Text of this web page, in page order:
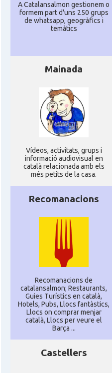
A Catalansalmon gestionem o
formem part d'uns 250 grups
de whatsapp, geogràfics i
temàtics
Mainada
Ví­deos, activitats, grups i
informació audiovisual en
català relacionada amb els
més petits de la casa.
Recomanacions
Recomanacions de
catalansalmon; Restaurants,
Guies Turístics en català,
Hotels, Pubs, Llocs fantàstics,
Llocs on comprar menjar
català, Llocs per veure el
Barça ...
Castellers